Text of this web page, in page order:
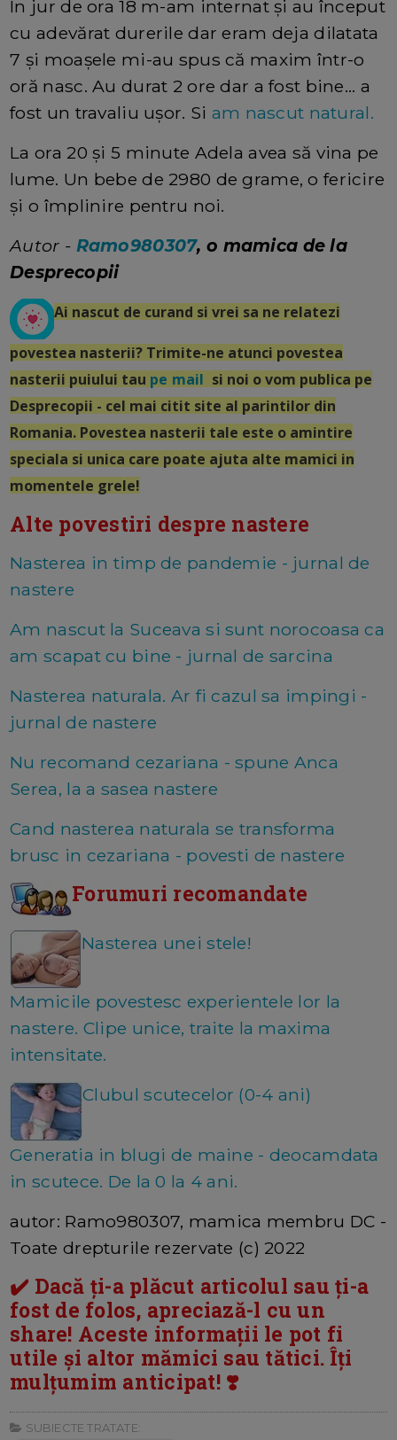
In jur de ora 18 m-am internat și au început
cu adevărat durerile dar eram deja dilatata
7 și moașele mi-au spus că maxim într-o
oră nasc. Au durat 2 ore dar a fost bine... a
fost un travaliu ușor. Si am nascut natural.
La ora 20 și 5 minute Adela avea să vina pe
lume. Un bebe de 2980 de grame, o fericire
și o împlinire pentru noi.
Autor - Ramo980307, o mamica de la
Desprecopii
Ai nascut de curand si vrei sa ne relatezi
povestea nasterii? Trimite-ne atunci povestea
nasterii puiului tau pe mail si noi o vom publica pe
Desprecopii - cel mai citit site al parintilor din
Romania. Povestea nasterii tale este o amintire
speciala si unica care poate ajuta alte mamici in
momentele grele!
Alte povestiri despre nastere
Nasterea in timp de pandemie - jurnal de
nastere
Am nascut la Suceava si sunt norocoasa ca
am scapat cu bine - jurnal de sarcina
Nasterea naturala. Ar fi cazul sa impingi -
jurnal de nastere
Nu recomand cezariana - spune Anca
Serea, la a sasea nastere
Cand nasterea naturala se transforma
brusc in cezariana - povesti de nastere
Forumuri recomandate
Nasterea unei stele!
Mamicile povestesc experientele lor la
nastere. Clipe unice, traite la maxima
intensitate.
Clubul scutecelor (0-4 ani)
Generatia in blugi de maine - deocamdata
in scutece. De la 0 la 4 ani.
autor: Ramo980307, mamica membru DC -
Toate drepturile rezervate (c) 2022
✔️ Dacă ți-a plăcut articolul sau ți-a
fost de folos, apreciază-l cu un
share! Aceste informații le pot fi
utile și altor mămici sau tătici. Îți
mulțumim anticipat! ❣️
SUBIECTE TRATATE: